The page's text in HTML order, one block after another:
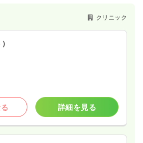
クリニック
詳細を見る